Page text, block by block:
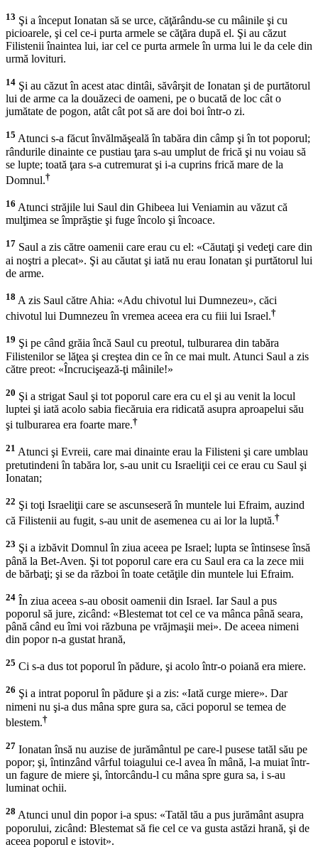
13 Şi a început Ionatan să se urce, căţărându-se cu mâinile şi cu
picioarele, şi cel ce-i purta armele se căţăra după el. Şi au căzut
Filistenii înaintea lui, iar cel ce purta armele în urma lui le da cele din
urmă lovituri.
14 Şi au căzut în acest atac dintâi, săvârşit de Ionatan şi de purtătorul
lui de arme ca la douăzeci de oameni, pe o bucată de loc cât o
jumătate de pogon, atât cât pot să are doi boi într-o zi.
15 Atunci s-a făcut învălmăşeală în tabăra din câmp şi în tot poporul;
rândurile dinainte ce pustiau ţara s-au umplut de frică şi nu voiau să
se lupte; toată ţara s-a cutremurat şi i-a cuprins frică mare de la
Domnul.†
16 Atunci străjile lui Saul din Ghibeea lui Veniamin au văzut că
mulţimea se împrăştie şi fuge încolo şi încoace.
17 Saul a zis către oamenii care erau cu el: «Căutaţi şi vedeţi care din
ai noştri a plecat». Şi au căutat şi iată nu erau Ionatan şi purtătorul lui
de arme.
18 A zis Saul către Ahia: «Adu chivotul lui Dumnezeu», căci
chivotul lui Dumnezeu în vremea aceea era cu fiii lui Israel.†
19 Şi pe când grăia încă Saul cu preotul, tulburarea din tabăra
Filistenilor se lăţea şi creştea din ce în ce mai mult. Atunci Saul a zis
către preot: «Încrucişează-ţi mâinile!»
20 Şi a strigat Saul şi tot poporul care era cu el şi au venit la locul
luptei şi iată acolo sabia fiecăruia era ridicată asupra aproapelui său
şi tulburarea era foarte mare.†
21 Atunci şi Evreii, care mai dinainte erau la Filisteni şi care umblau
pretutindeni în tabăra lor, s-au unit cu Israeliţii cei ce erau cu Saul şi
Ionatan;
22 Şi toţi Israeliţii care se ascunseseră în muntele lui Efraim, auzind
că Filistenii au fugit, s-au unit de asemenea cu ai lor la luptă.†
23 Şi a izbăvit Domnul în ziua aceea pe Israel; lupta se întinsese însă
până la Bet-Aven. Şi tot poporul care era cu Saul era ca la zece mii
de bărbaţi; şi se da război în toate cetăţile din muntele lui Efraim.
24 În ziua aceea s-au obosit oamenii din Israel. Iar Saul a pus
poporul să jure, zicând: «Blestemat tot cel ce va mânca până seara,
până când eu îmi voi răzbuna pe vrăjmaşii mei». De aceea nimeni
din popor n-a gustat hrană,
25 Ci s-a dus tot poporul în pădure, şi acolo într-o poiană era miere.
26 Şi a intrat poporul în pădure şi a zis: «Iată curge miere». Dar
nimeni nu şi-a dus mâna spre gura sa, căci poporul se temea de
blestem.†
27 Ionatan însă nu auzise de jurământul pe care-l pusese tatăl său pe
popor; şi, întinzând vârful toiagului ce-l avea în mână, l-a muiat într-
un fagure de miere şi, întorcându-l cu mâna spre gura sa, i s-au
luminat ochii.
28 Atunci unul din popor i-a spus: «Tatăl tău a pus jurământ asupra
poporului, zicând: Blestemat să fie cel ce va gusta astăzi hrană, şi de
aceea poporul e istovit».